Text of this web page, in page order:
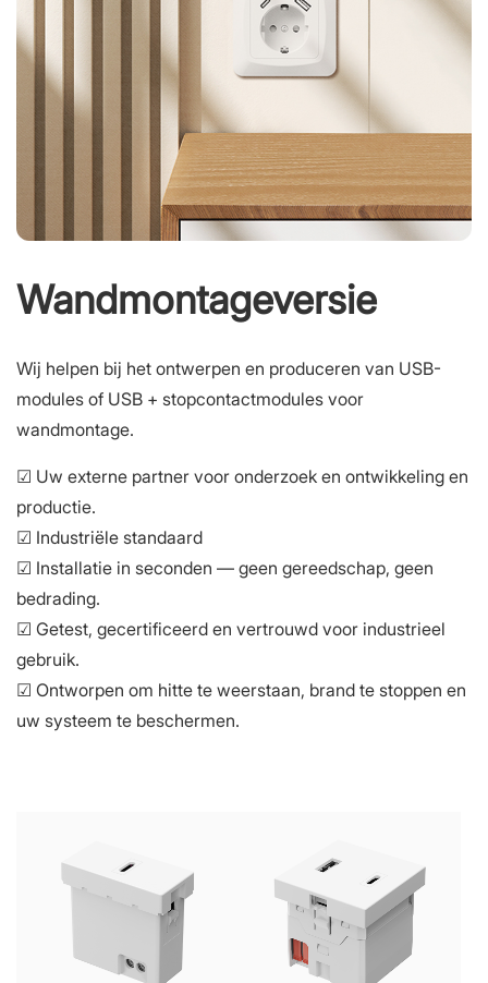
Wandmontageversie
Wij helpen bij het ontwerpen en produceren van USB-
modules of USB + stopcontactmodules voor
wandmontage.
☑ Uw externe partner voor onderzoek en ontwikkeling en
productie.
☑ Industriële standaard
☑ Installatie in seconden — geen gereedschap, geen
bedrading.
☑ Getest, gecertificeerd en vertrouwd voor industrieel
gebruik.
☑ Ontworpen om hitte te weerstaan, brand te stoppen en
uw systeem te beschermen.